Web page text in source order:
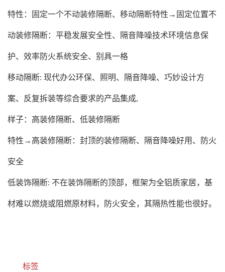
特性：固定一个不动装修隔断、移动隔断特性→固定位置不
动装修隔断：平稳发展安全性、隔音降噪技术环境信息保
护、效率防火系统安全、别具一格
移动隔断: 现代办公环保、照明、隔音降噪、巧妙设计方
案、反复拆装等综合要求的产品集成,
样子：高装修隔断、低装修隔断
特性→高装修隔断：封顶的装修隔断、隔音降噪好用、防火
安全
低装饰隔断: 不在装饰隔断的顶部，框架为全铝质家居，基
材难以燃烧或阻燃原材料，防火安全，其隔热性能也很好。
标签